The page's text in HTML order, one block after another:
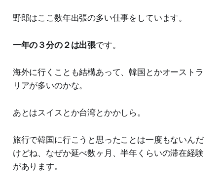
野郎はここ数年出張の多い仕事をしています。
一年の３分の２は出張です。
海外に行くことも結構あって、韓国とかオーストラ
リアが多いのかな。
あとはスイスとか台湾とかかしら。
旅行で韓国に行こうと思ったことは一度もないんだ
けどね、なぜか延べ数ヶ月、半年くらいの滞在経験
があります。